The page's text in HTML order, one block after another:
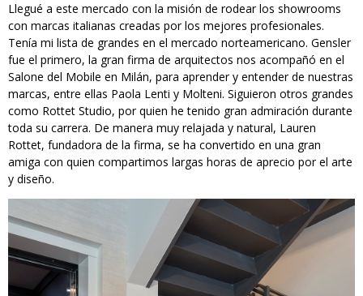
Llegué a este mercado con la misión de rodear los showrooms
con marcas italianas creadas por los mejores profesionales.
Tenía mi lista de grandes en el mercado norteamericano. Gensler
fue el primero, la gran firma de arquitectos nos acompañó en el
Salone del Mobile en Milán, para aprender y entender de nuestras
marcas, entre ellas Paola Lenti y Molteni. Siguieron otros grandes
como Rottet Studio, por quien he tenido gran admiración durante
toda su carrera. De manera muy relajada y natural, Lauren
Rottet, fundadora de la firma, se ha convertido en una gran
amiga con quien compartimos largas horas de aprecio por el arte
y diseño.